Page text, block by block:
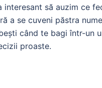
interesant să auzim ce
a se cuveni păstra
când te bagi într-un
proaste.